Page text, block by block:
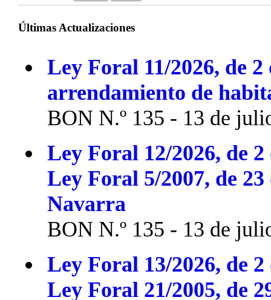
Últimas Actualizaciones
Ley Foral 11/2026, de
arrendamiento de
BON N.º 135 - 13 de
Ley Foral 12/2026, de
Ley Foral 5/2007, de
Navarra
BON N.º 135 - 13 de
Ley Foral 13/2026, de
Ley Foral 21/2005, de